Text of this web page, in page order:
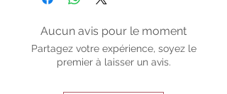
the product are based solely on occult
practices, folklore, and spiritual belief.
Magickal intentions are the sole purpose
of its use, and there are no guaranteed
Aucun avis pour le moment
Partagez votre expérience, soyez le
premier à laisser un avis.